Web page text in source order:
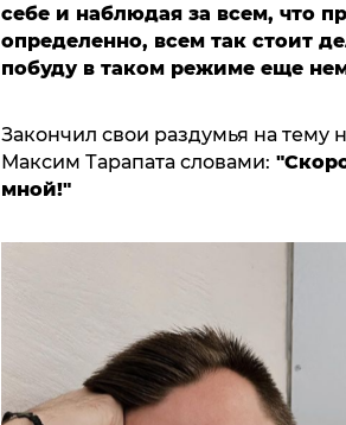
себе и наблюдая за всем, что
определенно, всем так стоит
побуду в таком режиме еще
Закончил свои раздумья на тему
Максим Тарапата словами:
мной!"